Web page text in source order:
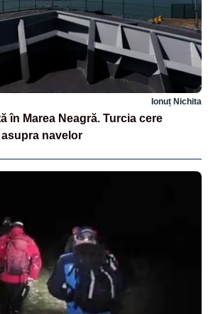
Ionuț Nichita
în Marea Neagră. Turcia cere
navelor